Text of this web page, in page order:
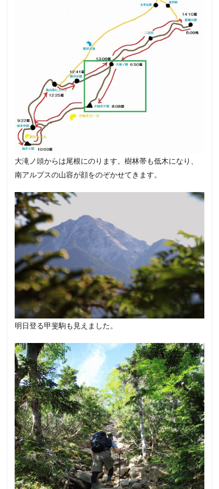
大滝ノ頭からは尾根にのります。樹林帯も低木になり、
南アルプスの山容が顔をのぞかせてきます。
明日登る甲斐駒も見えました。